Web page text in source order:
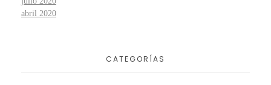
abril 2020
CATEGORÍAS